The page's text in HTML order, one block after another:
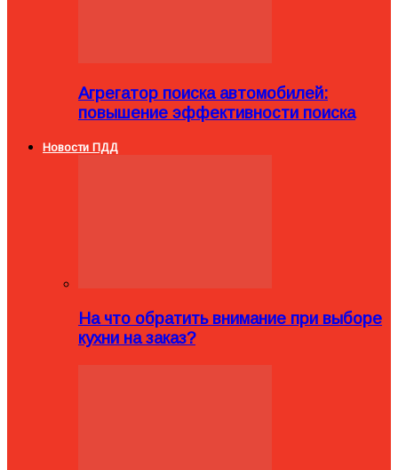
Агрегатор поиска автомобилей:
повышение эффективности поиска
Новости ПДД
На что обратить внимание при выборе
кухни на заказ?